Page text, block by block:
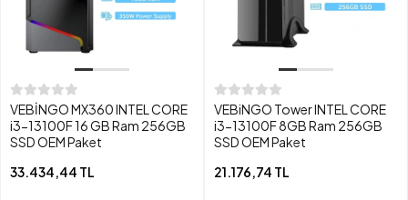
VEBİNGO MX360 INTEL CORE
i3-13100F 16 GB Ram 256GB
SSD OEM Paket
33.434,44 TL
VEBiNGO Tower INTEL CORE
i3-13100F 8GB Ram 256GB
SSD OEM Paket
21.176,74 TL